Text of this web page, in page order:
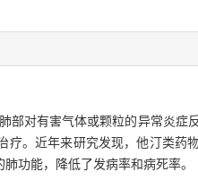
对有害气体或颗粒的异常炎症反
疗。近年来研究发现，他汀类药
功能，降低了发病率和病死率。